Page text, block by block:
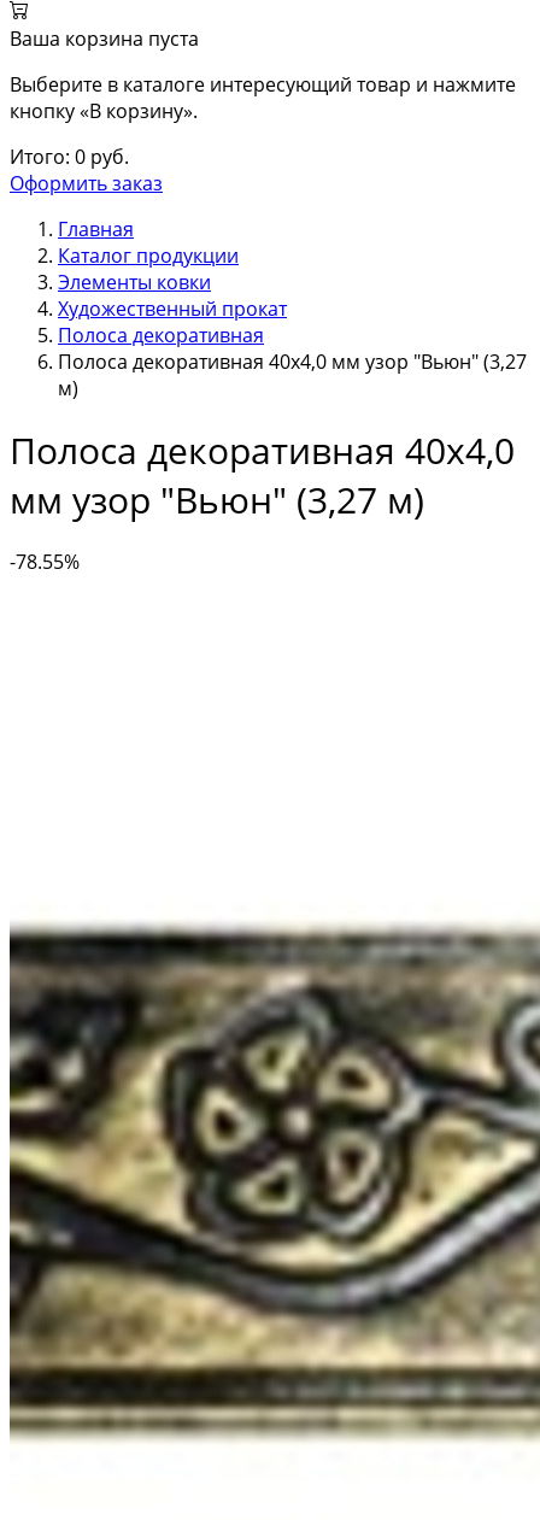
Ваша корзина пуста
Выберите в каталоге интересующий товар и нажмите
кнопку «В корзину».
Итого: 0 руб.
Оформить заказ
Главная
Каталог продукции
Элементы ковки
Художественный прокат
Полоса декоративная
Полоса декоративная 40х4,0 мм узор "Вьюн" (3,27
м)
Полоса декоративная 40х4,0
мм узор "Вьюн" (3,27 м)
-78.55%